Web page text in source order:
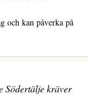
och kan påverka på
Södertälje kräver